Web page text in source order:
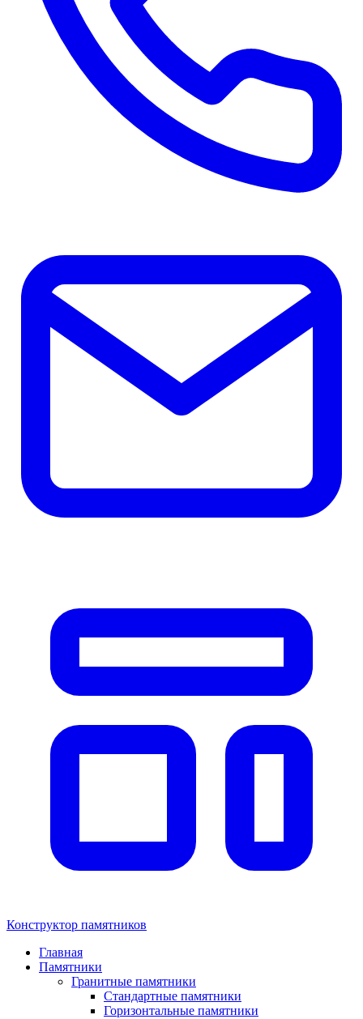
Конструктор памятников
Главная
Памятники
Гранитные памятники
Стандартные памятники
Горизонтальные памятники